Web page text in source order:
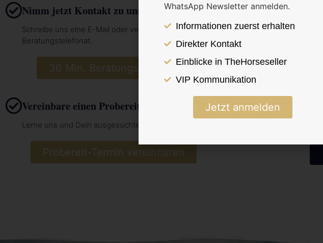
Nimm jetzt Kontakt zu uns auf
Schreibe uns eine E-Mail oder vereinbare hier dein 30 Min.
Beratungstelefonat.
30 Min. Beratungstelefonat vereinbaren
Vereinbare einen Probereit-Termin
Lerne uns und Dein ausgesuchtes Pferd vor Ort kennen.
Probereit-Termin vereinbaren
WhatsApp Newsletter anmelden.
Informationen zuerst erhalten
Direkter Kontakt
Einblicke in TheHorseseller
VIP Kommunikation
Jetzt anmelden